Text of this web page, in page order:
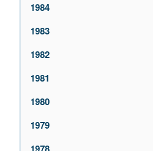
1984
1983
1982
1981
1980
1979